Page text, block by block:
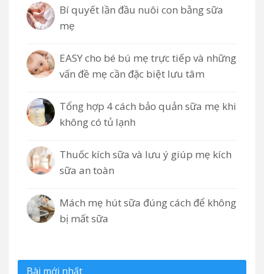
Bí quyết lần đầu nuôi con bằng sữa
mẹ
EASY cho bé bú mẹ trực tiếp và những
vấn đề mẹ cần đặc biệt lưu tâm
Tổng hợp 4 cách bảo quản sữa mẹ khi
không có tủ lạnh
Thuốc kích sữa và lưu ý giúp mẹ kích
sữa an toàn
Mách mẹ hút sữa đúng cách để không
bị mất sữa
Bài mới nhất